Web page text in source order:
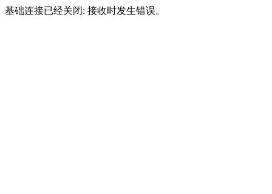
基础连接已经关闭: 接收时发生错误。